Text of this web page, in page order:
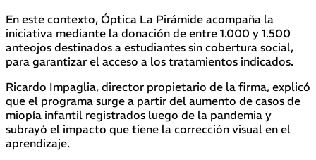
En este contexto, Óptica La Pirámide acompaña la
iniciativa mediante la donación de entre 1.000 y 1.500
anteojos destinados a estudiantes sin cobertura social,
para garantizar el acceso a los tratamientos indicados.
Ricardo Impaglia, director propietario de la firma, explicó
que el programa surge a partir del aumento de casos de
miopía infantil registrados luego de la pandemia y
subrayó el impacto que tiene la corrección visual en el
aprendizaje.